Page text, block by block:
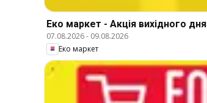
Еко маркет - Акція вихідного дня
07.08.2026- 09.08.2026
Еко маркет